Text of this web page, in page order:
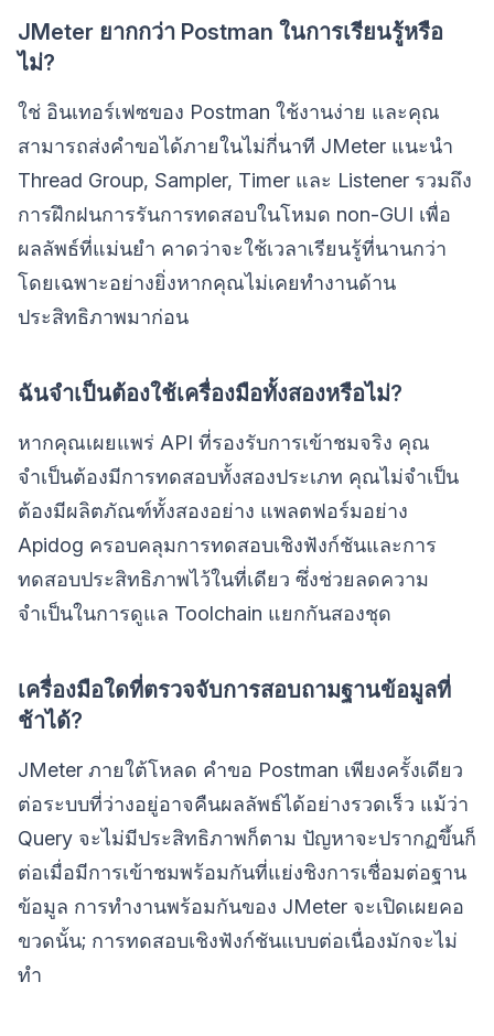
JMeter ยากกว่า Postman ในการเรียนรู้หรือ
ไม่?
ใช่ อินเทอร์เฟซของ Postman ใช้งานง่าย และคุณ
สามารถส่งคำขอได้ภายในไม่กี่นาที JMeter แนะนำ
Thread Group, Sampler, Timer และ Listener รวมถึง
การฝึกฝนการรันการทดสอบในโหมด non-GUI เพื่อ
ผลลัพธ์ที่แม่นยำ คาดว่าจะใช้เวลาเรียนรู้ที่นานกว่า
โดยเฉพาะอย่างยิ่งหากคุณไม่เคยทำงานด้าน
ประสิทธิภาพมาก่อน
ฉันจำเป็นต้องใช้เครื่องมือทั้งสองหรือไม่?
หากคุณเผยแพร่ API ที่รองรับการเข้าชมจริง คุณ
จำเป็นต้องมีการทดสอบทั้งสองประเภท คุณไม่จำเป็น
ต้องมีผลิตภัณฑ์ทั้งสองอย่าง แพลตฟอร์มอย่าง
Apidog ครอบคลุมการทดสอบเชิงฟังก์ชันและการ
ทดสอบประสิทธิภาพไว้ในที่เดียว ซึ่งช่วยลดความ
จำเป็นในการดูแล Toolchain แยกกันสองชุด
เครื่องมือใดที่ตรวจจับการสอบถามฐานข้อมูลที่
ช้าได้?
JMeter ภายใต้โหลด คำขอ Postman เพียงครั้งเดียว
ต่อระบบที่ว่างอยู่อาจคืนผลลัพธ์ได้อย่างรวดเร็ว แม้ว่า
Query จะไม่มีประสิทธิภาพก็ตาม ปัญหาจะปรากฏขึ้นก็
ต่อเมื่อมีการเข้าชมพร้อมกันที่แย่งชิงการเชื่อมต่อฐาน
ข้อมูล การทำงานพร้อมกันของ JMeter จะเปิดเผยคอ
ขวดนั้น; การทดสอบเชิงฟังก์ชันแบบต่อเนื่องมักจะไม่
ทำ